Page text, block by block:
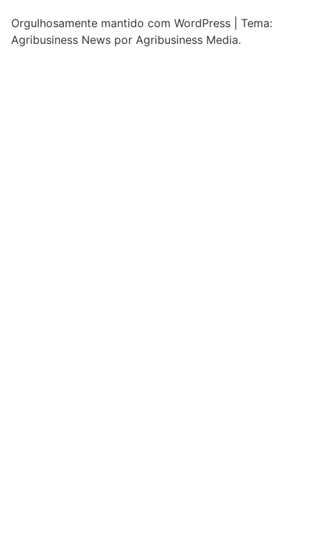
Orgulhosamente mantido com WordPress
Tema:
Agribusiness News por Agribusiness Media.